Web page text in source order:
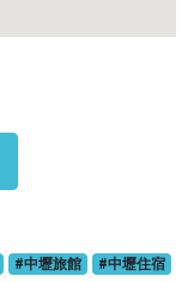
#中壢旅館
#中壢住宿